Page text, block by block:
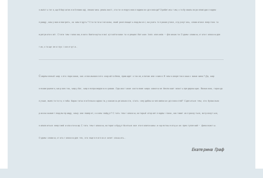
замість того, щоб борсатися в безвиході, лякаючись реальності, стати «незручною людиною» для влади? Зробитись тим, хто буквально розповідає людям
правду, кому вони повірять, за ким підуть? Стати тим голосом, який розплющить людям очі, змусить їх прокинутися, струснутись, сповнитися енергією та
врятувати світ. Стати тим голосом, якого боятимуться всі ці політикани та «хрещені батьки» їхніх злочинів – фінансисти. Одним словом, стати голосом для
тих, хто ще не оглух і хоче чути…
С овременный мир с его пороками, как и понимание его скорой гибели, приводят к тоске, апатии или к вине. В чем конкретно наша с вами вина? Да, мир
несовершенен, мир жесток, мир убог, мир несправедлив и кровав. Однако такое состояние мира совсем не беспокоит власть предержащих. Возможно, гораздо
лучше, вместо того, чтобы барахтаться в безысходности, ужасаясь реальности, стать «неудобным человеком» для властей? Сделаться тем, кто буквально
рассказывает людям правду, кому они поверят, за кем пойдут? Стать тем голосом, который откроет людям глаза, заставит их проснуться, встряхнуться,
наполниться энергией и спасти мир. Стать тем голосом, которого будут бояться все эти политиканы и «крестные отцы» их преступлений – финансисты.
Одним словом, стать голосом для тех, кто еще не оглох и хочет слышать…
Екатерина Граф